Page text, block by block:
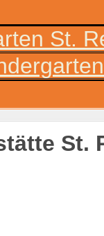
St.
St.